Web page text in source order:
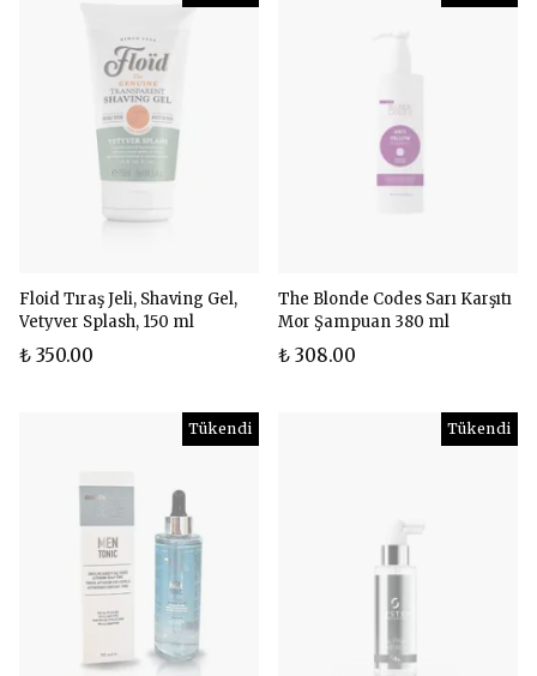
Floid Tıraş Jeli, Shaving Gel,
Vetyver Splash, 150 ml
₺ 350.00
The Blonde Codes Sarı Karşıtı
Mor Şampuan 380 ml
₺ 308.00
Tükendi Tükendi